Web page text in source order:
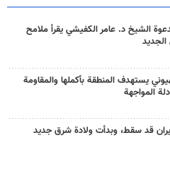
الشيخ د. عامر الكفيشي يقرأ ملامح
الجديد
يستهدف المنطقة بأكملها والمقاومة
المواجهة
قد سقط، وبدأت ولادة شرق جديد